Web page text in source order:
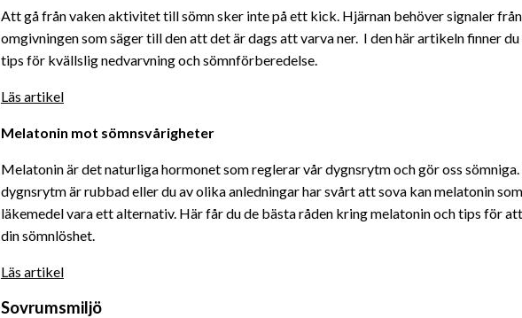
Att gå från vaken aktivitet till sömn sker inte på ett kick. Hjärnan behöver signaler från
omgivningen som säger till den att det är dags att varva ner. I den här artikeln ﬁnner
tips för kvällslig nedvarvning och sömnförberedelse.
Läs artikel
Melatonin mot sömnsvårigheter
Melatonin är det naturliga hormonet som reglerar vår dygnsrytm och gör oss
dygnsrytm är rubbad eller du av olika anledningar har svårt att sova kan melatonin som
läkemedel vara ett alternativ. Här får du de bästa råden kring melatonin och tips för
din sömnlöshet.
Läs artikel
Sovrumsmiljö